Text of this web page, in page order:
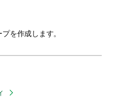
を作成します。